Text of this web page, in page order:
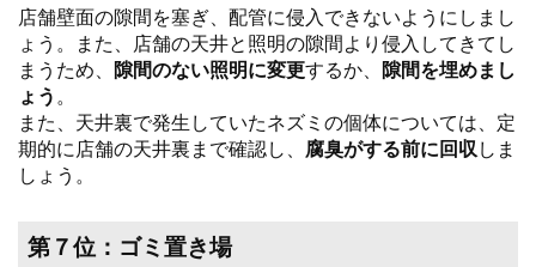
店舗壁面の隙間を塞ぎ、配管に侵入できないようにしまし
ょう。また、店舗の天井と照明の隙間より侵入してきてし
まうため、 隙間のない照明に変更するか、 隙間を埋めまし
ょう。
また、天井裏で発生していたネズミの個体については、定
期的に店舗の天井裏まで確認し、 腐臭がする前に回収しま
しょう。
第７位：ゴミ置き場